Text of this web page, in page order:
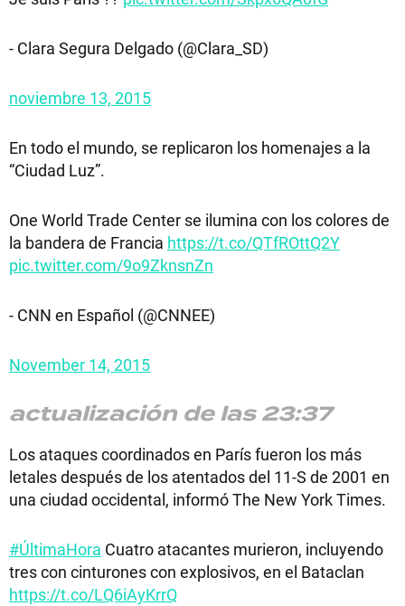
- Clara Segura Delgado (@Clara_SD)
noviembre 13, 2015
En todo el mundo, se replicaron los homenajes a la
“Ciudad Luz”.
One World Trade Center se ilumina con los colores de
la bandera de Francia https://t.co/QTfROttQ2Y
pic.twitter.com/9o9ZknsnZn
- CNN en Español (@CNNEE)
November 14, 2015
actualización de las 23:37
Los ataques coordinados en París fueron los más
letales después de los atentados del 11-S de 2001 en
una ciudad occidental, informó The New York Times.
#ÚltimaHora Cuatro atacantes murieron, incluyendo
tres con cinturones con explosivos, en el Bataclan
https://t.co/LQ6iAyKrrQ